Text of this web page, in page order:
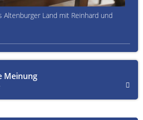
Land mit Reinhard und
Meinung